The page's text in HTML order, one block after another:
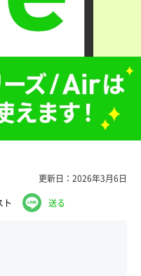
更新日：2026年3月6日
ト 送る